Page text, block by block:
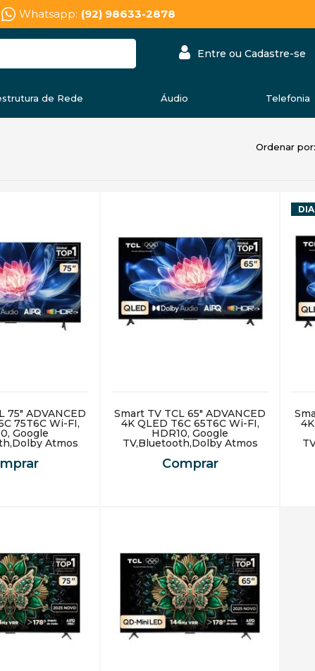
Whatsapp: (92) 98633-2878
Entre ou Cadastre-se
de Rede Áudio Telefonia
Ordenar por:
75" ADVANCED
75T6C Wi-FI,
Google
Atmos
Smart TV TCL 65" ADVANCED
4K QLED T6C 65T6C Wi-FI,
HDR10, Google
TV,Bluetooth,Dolby Atmos
Comprar